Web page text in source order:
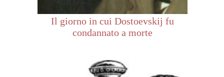
Il giorno in cui Dostoevskij fu
condannato a morte